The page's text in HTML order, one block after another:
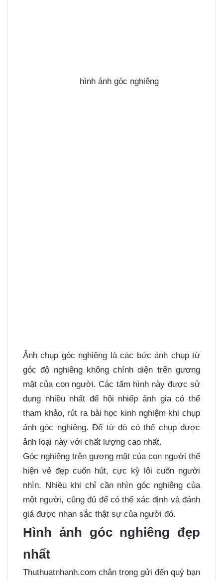
hình ảnh góc nghiêng
Ảnh chụp góc nghiêng là các bức ảnh chụp từ
góc độ nghiêng không chính diện trên gương
mặt của con người. Các tấm hình này được sử
dụng nhiều nhất để hội nhiếp ảnh gia có thể
tham khảo, rút ra bài học kinh nghiệm khi chụp
ảnh góc nghiêng. Để từ đó có thể chụp được
ảnh loại này với chất lượng cao nhất.
Góc nghiêng trên gương mặt của con người thể
hiện vẻ đẹp cuốn hút, cực kỳ lôi cuốn người
nhìn. Nhiều khi chỉ cần nhìn góc nghiêng của
một người, cũng đủ để có thể xác định và đánh
giá được nhan sắc thật sự của người đó.
Hình ảnh góc nghiêng đẹp
nhất
Thuthuatnhanh.com chân trọng gửi đến quý bạn